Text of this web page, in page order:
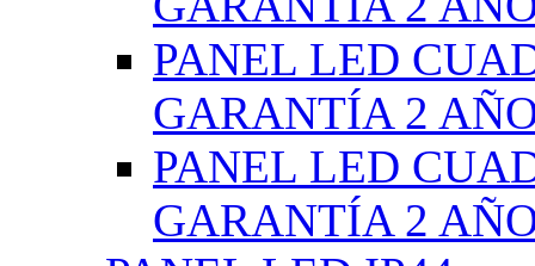
PANEL LED
GARANTÍA 2
PANEL LED
GARANTÍA 2